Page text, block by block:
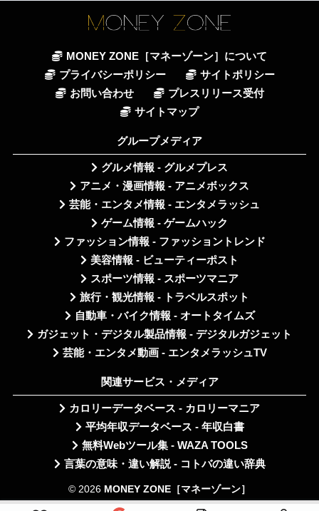
MONEY ZONE［マネーゾーン］について
プライバシーポリシー
サイトポリシー
お問い合わせ
プレスリリース受付
サイトマップ
グループメディア
グルメ情報 - グルメプレス
アニメ・漫画情報 - アニメボックス
芸能・エンタメ情報 - エンタメラッシュ
ゲーム情報 - ゲームハック
ファッション情報 - ファッショントレンド
美容情報 - ビューティーポスト
スポーツ情報 - スポーツマニア
旅行・観光情報 - トラベルスポット
自動車・バイク情報 - オートタイムズ
ガジェット・デジタル製品情報 - デジタルガジェット
芸能・エンタメ動画 - エンタメラッシュTV
関連サービス・メディア
カロリーデータベース - カロリーマニア
平均年収データベース - 年収白書
無料Webツール集 - WAZA TOOLS
言葉の意味・違い解説 - コトバの違い辞典
© 2026 MONEY ZONE［マネーゾーン］